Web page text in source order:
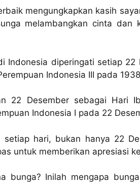
mengungkapkan kasih
melambangkan cinta dan
Indonesia diperingati setiap 22
Indonesia III pada
22 Desember sebagai Hari
Indonesia I pada 22
hari, bukan hanya 22
untuk memberikan apresiasi
bunga? Inilah mengapa